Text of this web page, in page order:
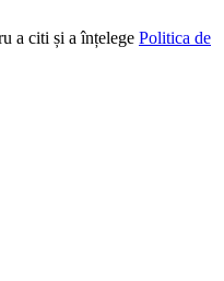
a citi și a înțelege Politica de